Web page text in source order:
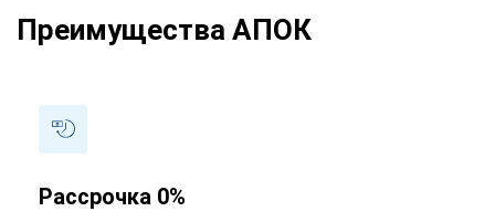
Преимущества АПОК
Рассрочка 0%